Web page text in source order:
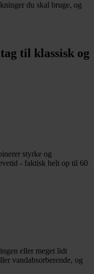
du skal bruge, og
til klassisk og
styrke og
- faktisk helt op til 60
eller meget lidt
vandabsorberende, og